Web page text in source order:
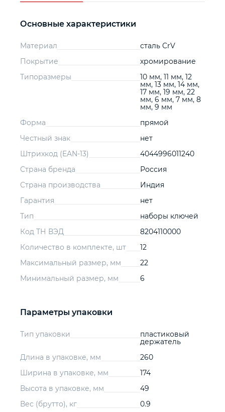
Основные характеристики
Материал
сталь CrV
Покрытие
хромирование
Типоразмеры
10 мм, 11 мм, 12
мм, 13 мм, 14 мм,
17 мм, 19 мм, 22
мм, 6 мм, 7 мм, 8
мм, 9 мм
Форма
прямой
Честный знак
нет
Штрихкод (EAN-13)
4044996011240
Страна бренда
Россия
Страна производства
Индия
Гарантия
нет
Тип
наборы ключей
Код ТН ВЭД
8204110000
Количество в комплекте, шт
12
Максимальный размер, мм
22
Минимальный размер, мм
6
Параметры упаковки
Тип упаковки
пластиковый
держатель
Длина в упаковке, мм
260
Ширина в упаковке, мм
174
Высота в упаковке, мм
49
Вес (брутто), кг
0.9